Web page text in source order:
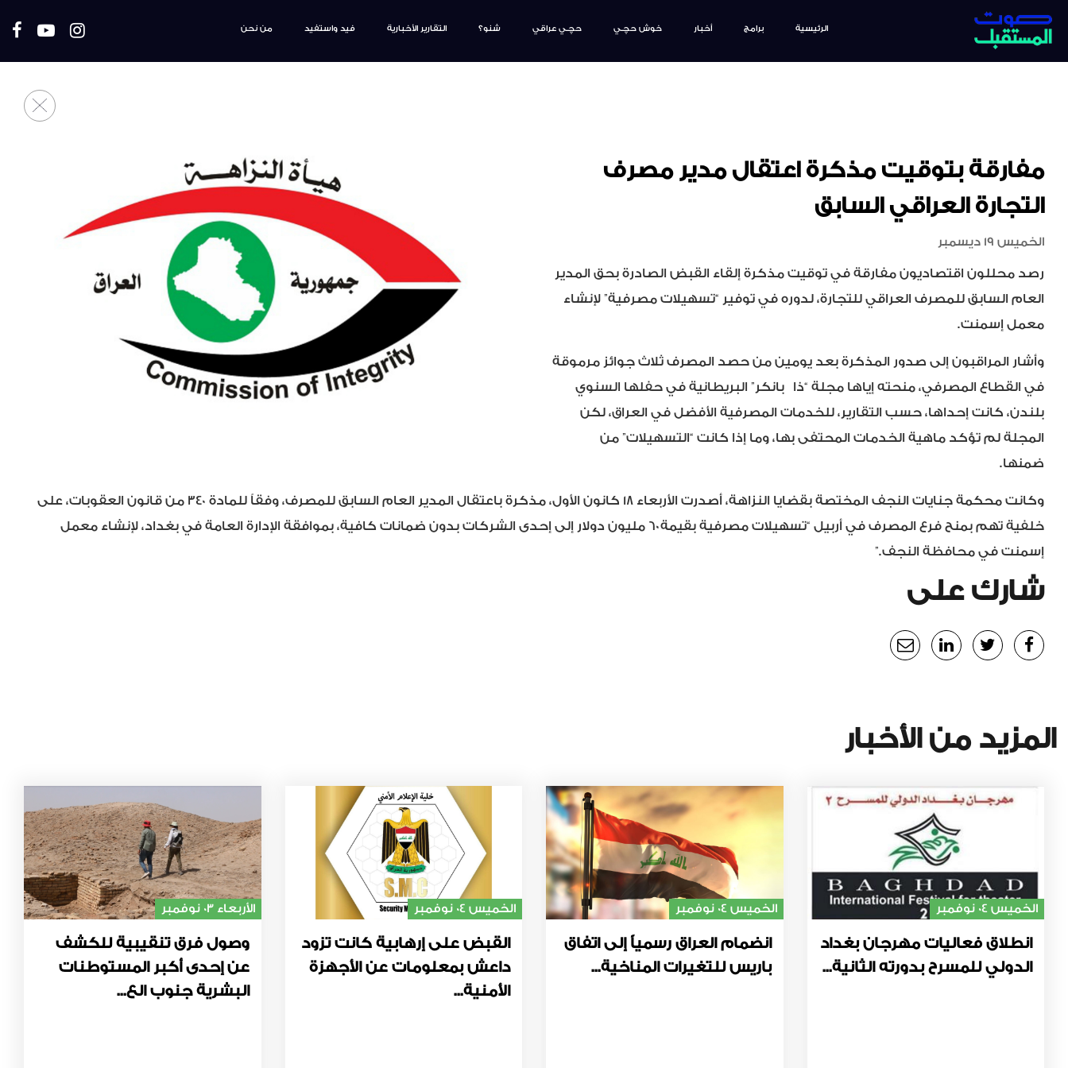
الرئيسية برامج أخبار خوش حچـي حچـي عراقي شنو؟ التقارير الأخبارية فيد واستفيد من نحن
مفارقة بتوقيت مذكرة اعتقال مدير مصرف
التجارة العراقي السابق
الخميس 19 ديسمبر
رصد محللون اقتصاديون مفارقة في توقيت مذكرة إلقاء القبض الصادرة بحق المدير
العام السابق للمصرف العراقي للتجارة، لدوره في توفير “تسهيلات مصرفية” لإنشاء
معمل إسمنت.
وأشار المراقبون إلى صدور المذكرة بعد يومين من حصد المصرف ثلاث جوائز مرموقة
في القطاع المصرفي، منحته إياها مجلة “ذا بانكر ” البريطانية في حفلها السنوي
بلندن، كانت إحداها، حسب التقارير، للخدمات المصرفية الأفضل في العراق، لكن
المجلة لم تؤكد ماهية الخدمات المحتفى بها، وما إذا كانت “التسهيلات” من
ضمنها.
وكانت محكمة جنايات النجف المختصة بقضايا النزاهة، أصدرت الأربعاء ١٨ كانون الأول، مذكرة باعتقال المدير العام السابق للمصرف، وفقاً للمادة ٣٤٠ من قانون العقوبات، على
خلفية تهم بمنح فرع المصرف في أربيل “تسهيلات مصرفية بقيمة ٦٠ مليون دولار إلى إحدى الشركات بدون ضمانات كافية، بموافقة الإدارة العامة في بغداد، لإنشاء معمل
إسمنت في محافظة النجف.”
شارك على
المزيد من الأخبار
الخميس 04 نوفمبر
انطلاق فعاليات مهرجان بغداد
الدولي للمسرح بدورته الثانية...
الخميس 04 نوفمبر
انضمام العراق رسمياً إلى اتفاق
باريس للتغيرات المناخية...
الخميس 04 نوفمبر
القبض على إرهابية كانت تزود
داعش بمعلومات عن الأجهزة
الأمنية...
الأربعاء 03 نوفمبر
وصول فرق تنقيبية للكشف
عن إحدى أكبر المستوطنات
البشرية جنوب الع...